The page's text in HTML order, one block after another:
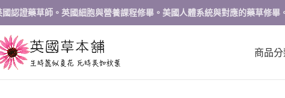
國認證藥草師。英國細胞與營養課程修畢。美國人體系統與對應的藥草修畢
商品分